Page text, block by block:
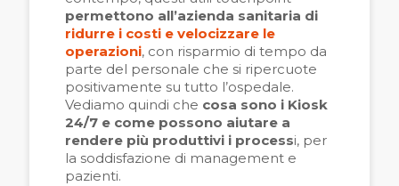
permettono all’azienda sanitaria di
ridurre i costi e velocizzare le
operazioni, con risparmio di tempo da
parte del personale che si ripercuote
positivamente su tutto l’ospedale.
Vediamo quindi che cosa sono i Kiosk
24/7 e come possono aiutare a
rendere più produttivi i processi, per
la soddisfazione di management e
pazienti.